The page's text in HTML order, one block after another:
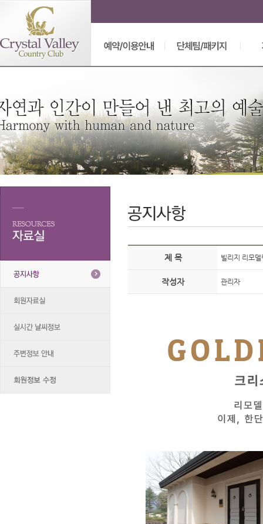
제 목 빌리지 리모
작성자 관리자